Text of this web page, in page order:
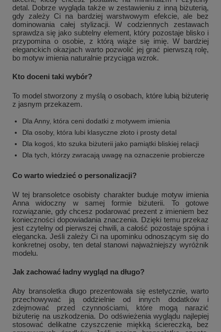
detal. Dobrze wygląda także w zestawieniu z inną biżuterią,
gdy zależy Ci na bardziej warstwowym efekcie, ale bez
dominowania całej stylizacji. W codziennych zestawach
sprawdza się jako subtelny element, który pozostaje blisko i
przypomina o osobie, z którą wiąże się imię. W bardziej
eleganckich okazjach warto pozwolić jej grać pierwszą rolę,
bo motyw imienia naturalnie przyciąga wzrok.
Kto doceni taki wybór?
To model stworzony z myślą o osobach, które lubią biżuterię
z jasnym przekazem.
Dla Anny, która ceni dodatki z motywem imienia
Dla osoby, która lubi klasyczne złoto i prosty detal
Dla kogoś, kto szuka biżuterii jako pamiątki bliskiej relacji
Dla tych, którzy zwracają uwagę na oznaczenie probiercze
Co warto wiedzieć o personalizacji?
W tej bransoletce osobisty charakter buduje motyw imienia
Anna widoczny w samej formie biżuterii. To gotowe
rozwiązanie, gdy chcesz podarować prezent z imieniem bez
konieczności dopowiadania znaczenia. Dzięki temu przekaz
jest czytelny od pierwszej chwili, a całość pozostaje spójna i
elegancka. Jeśli zależy Ci na upominku odnoszącym się do
konkretnej osoby, ten detal stanowi najważniejszy wyróżnik
modelu.
Jak zachować ładny wygląd na długo?
Aby bransoletka długo prezentowała się estetycznie, warto
przechowywać ją oddzielnie od innych dodatków i
zdejmować przed czynnościami, które mogą narazić
biżuterię na uszkodzenia. Do odświeżenia wyglądu najlepiej
stosować delikatne czyszczenie miękką ściereczką, bez